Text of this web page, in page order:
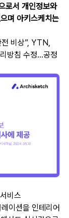
로서 개인정보와
며 아키스케치는
비상”, YTN,
방침 수정...공정
비스
이션을 인테리어